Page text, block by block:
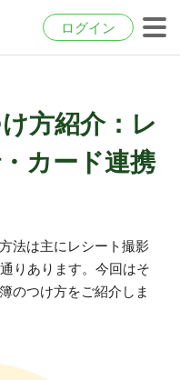
ログイン
方紹介：レ
カード連携
法は主にレシート撮影
りあります。今回はそ
のつけ方をご紹介しま